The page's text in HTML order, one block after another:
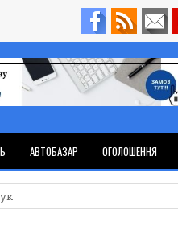
АВТОБАЗАР ОГОЛОШЕННЯ